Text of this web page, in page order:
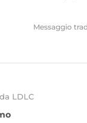
Messaggio
LDLC